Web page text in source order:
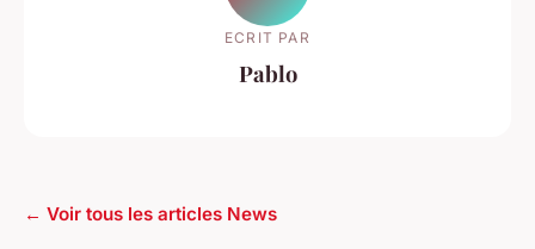
ECRIT PAR
Pablo
← Voir tous les articles News